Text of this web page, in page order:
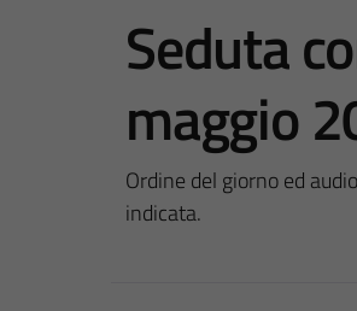
Seduta
maggio
Ordine del giorno ed
indicata.